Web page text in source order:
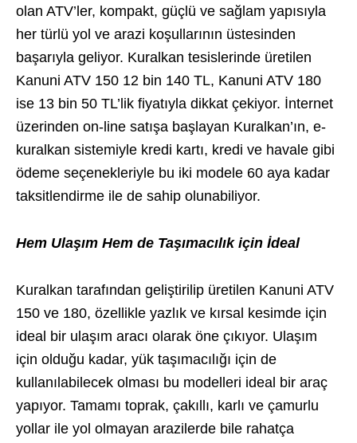
olan ATV’ler, kompakt, güçlü ve sağlam yapısıyla
her türlü yol ve arazi koşullarının üstesinden
başarıyla geliyor. Kuralkan tesislerinde üretilen
Kanuni ATV 150 12 bin 140 TL, Kanuni ATV 180
ise 13 bin 50 TL’lik fiyatıyla dikkat çekiyor. İnternet
üzerinden on-line satışa başlayan Kuralkan’ın, e-
kuralkan sistemiyle kredi kartı, kredi ve havale gibi
ödeme seçenekleriyle bu iki modele 60 aya kadar
taksitlendirme ile de sahip olunabiliyor.
Hem Ulaşım Hem de Taşımacılık için İdeal
Kuralkan tarafından geliştirilip üretilen Kanuni ATV
150 ve 180, özellikle yazlık ve kırsal kesimde için
ideal bir ulaşım aracı olarak öne çıkıyor. Ulaşım
için olduğu kadar, yük taşımacılığı için de
kullanılabilecek olması bu modelleri ideal bir araç
yapıyor. Tamamı toprak, çakıllı, karlı ve çamurlu
yollar ile yol olmayan arazilerde bile rahatça